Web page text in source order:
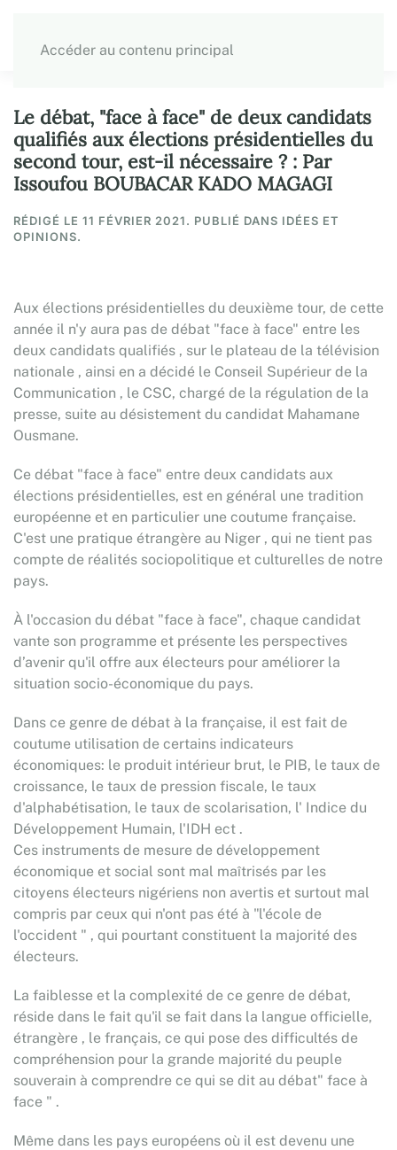
Accéder au contenu principal
Le débat, "face à face" de deux candidats
qualifiés aux élections présidentielles du
second tour, est-il nécessaire ? : Par
Issoufou BOUBACAR KADO MAGAGI
RÉDIGÉ LE 11 FÉVRIER 2021. PUBLIÉ DANS IDÉES ET
OPINIONS.
Aux élections présidentielles du deuxième tour, de cette
année il n'y aura pas de débat "face à face" entre les
deux candidats qualifiés , sur le plateau de la télévision
nationale , ainsi en a décidé le Conseil Supérieur de la
Communication , le CSC, chargé de la régulation de la
presse, suite au désistement du candidat Mahamane
Ousmane.
Ce débat "face à face" entre deux candidats aux
élections présidentielles, est en général une tradition
européenne et en particulier une coutume française.
C'est une pratique étrangère au Niger , qui ne tient pas
compte de réalités sociopolitique et culturelles de notre
pays.
À l'occasion du débat "face à face", chaque candidat
vante son programme et présente les perspectives
d’avenir qu'il offre aux électeurs pour améliorer la
situation socio-économique du pays.
Dans ce genre de débat à la française, il est fait de
coutume utilisation de certains indicateurs
économiques: le produit intérieur brut, le PIB, le taux de
croissance, le taux de pression fiscale, le taux
d'alphabétisation, le taux de scolarisation, l' Indice du
Développement Humain, l'IDH ect .
Ces instruments de mesure de développement
économique et social sont mal maîtrisés par les
citoyens électeurs nigériens non avertis et surtout mal
compris par ceux qui n'ont pas été à "l'école de
l'occident " , qui pourtant constituent la majorité des
électeurs.
La faiblesse et la complexité de ce genre de débat,
réside dans le fait qu'il se fait dans la langue officielle,
étrangère , le français, ce qui pose des difficultés de
compréhension pour la grande majorité du peuple
souverain à comprendre ce qui se dit au débat" face à
face " .
Même dans les pays européens où il est devenu une